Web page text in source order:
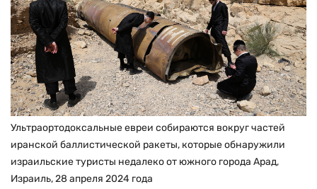
Ультраортодоксальные евреи собираются вокруг частей
иранской баллистической ракеты, которые обнаружили
израильские туристы недалеко от южного города Арад,
Израиль, 28 апреля 2024 года